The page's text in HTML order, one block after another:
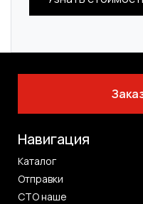
Навигация
Каталог
Отправки
СТО наше